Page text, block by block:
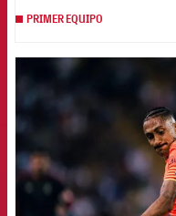
PRIMER EQUIPO